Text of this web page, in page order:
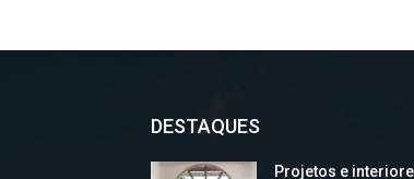
DESTAQUES
Projetos e